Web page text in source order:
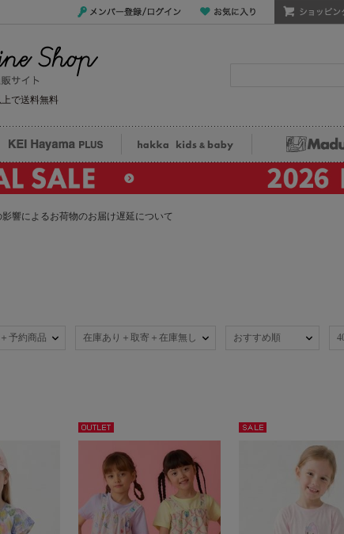
で送料無料
KEI Hayama PLUS Madu
響によるお荷物のお届け遅延について
予約商品 在庫あり＋取寄＋在庫無し おすすめ順
アウト